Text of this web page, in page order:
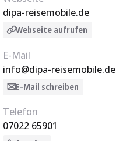
dipa-reisemobile.de
Webseite aufrufen
E-Mail
info@dipa-reisemobile.de
E-Mail schreiben
Telefon
07022 65901